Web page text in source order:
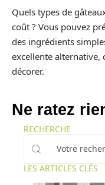
Quels types de
coût ? Vous pouvez
des ingrédients
excellente alternative,
décorer.
Ne ratez
RECHERCHE
LES ARTICLES CLÉS